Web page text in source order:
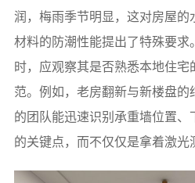
润，梅雨季节明显，这对房屋的
材料的防潮性能提出了特殊要求
时，应观察其是否熟悉本地住
范。例如，老房翻新与新楼盘的
的团队能迅速识别承重墙位置、
的关键点，而不仅仅是拿着激光